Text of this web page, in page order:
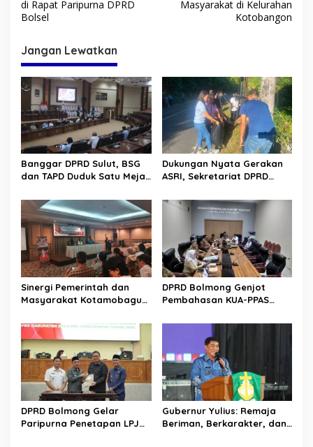
v
i
g
a
s
i
p
o
s
di Rapat Paripurna DPRD
Bolsel
Masyarakat di Kelurahan
Kotobangon
Jangan Lewatkan
Banggar DPRD Sulut, BSG
dan TAPD Duduk Satu Meja.
Rp30 Milyar ke BSG
Dukungan Nyata Gerakan
ASRI, Sekretariat DPRD
Jalan Manado – Tomohon
Sinergi Pemerintah dan
Masyarakat Kotamobagu
Golda Pinontoan
DPRD Bolmong Genjot
Pembahasan KUA-PPAS
DPRD Bolmong Gelar
Paripurna Penetapan LPJ
Gubernur Yulius: Remaja
Beriman, Berkarakter, dan